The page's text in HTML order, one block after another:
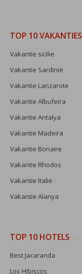
TOP 10 VAKANTIES
Vakantie sicilie
Vakantie Sardinië
Vakantie Lanzarote
Vakantie Albufeira
Vakantie Antalya
Vakantie Madeira
Vakantie Bonaire
Vakantie Rhodos
Vakantie Italië
Vakantie Alanya
TOP 10 HOTELS
Best Jacaranda
Los Hibiscos